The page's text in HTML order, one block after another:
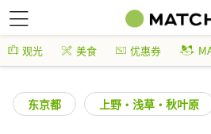
观光 美食 优惠券
东京都 上野・浅草・秋叶原